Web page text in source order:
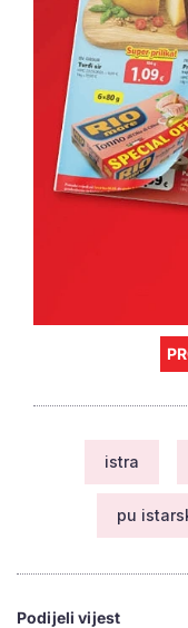
istra
pu
Podijeli vijest